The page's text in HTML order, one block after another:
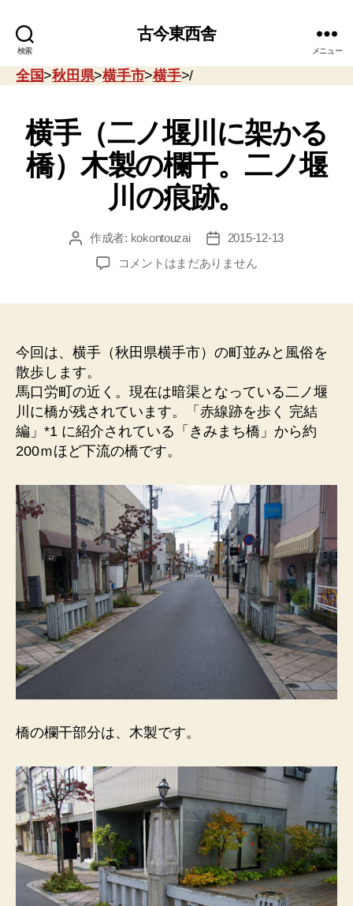
検索
古今東西舎
メニュー
全国>秋田県>横手市>横手>/
横手（二ノ堰川に架かる
橋）木製の欄干。二ノ堰
川の痕跡。
投 作成者: kokontouzai
投
稿
日
2015-12-13
横
川
か
る
橋）
木
の
欄
干。
二
ノ
堰
川
の
痕
コメントはまだありません
今回は、横手（秋田県横手市）の町並みと風俗を
散歩します。
馬口労町の近く。現在は暗渠となっている二ノ堰
川に橋が残されています。「赤線跡を歩く 完結
編」*1 に紹介されている「きみまち橋」から約
200ｍほど下流の橋です。
橋の欄干部分は、木製です。